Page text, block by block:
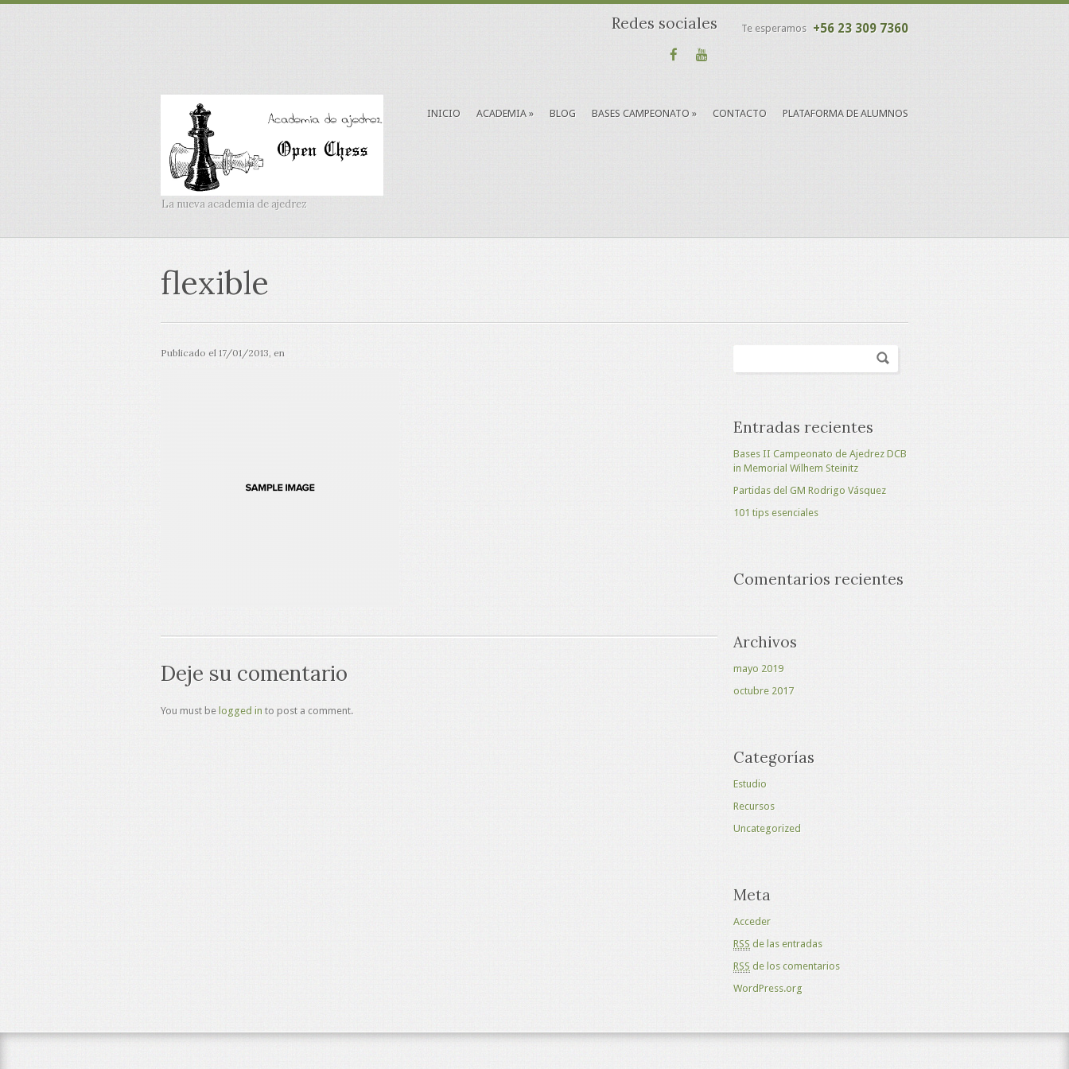
Te esperamos +56 23 309 7360
Redes sociales
La nueva academia de ajedrez
INICIO ACADEMIA » BLOG BASES CAMPEONATO » CONTACTO PLATAFORMA DE ALUMNOS
flexible
Publicado el 17/01/2013 , en
Deje su comentario
You must be logged in to post a comment.
Entradas recientes
Bases II Campeonato de Ajedrez DCB
in Memorial Wilhem Steinitz
Partidas del GM Rodrigo Vásquez
101 tips esenciales
Comentarios recientes
Archivos
mayo 2019
octubre 2017
Categorías
Estudio
Recursos
Uncategorized
Meta
Acceder
RSS de las entradas
RSS de los comentarios
WordPress.org